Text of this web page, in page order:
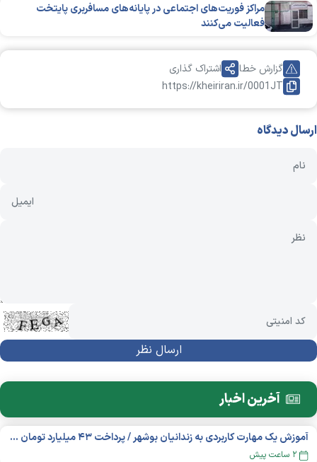
مراکز فوریت‌های اجتماعی در پایانه‌های مسافربری پایتخت
فعالیت می‌کنند
https://kheiriran.ir/0001JT
گزارش خطا اشتراک گذاری
ارسال دیدگاه
آخرین اخبار
آموزش یک مهارت کاربردی به زندانیان بوشهر / پرداخت ۴۳ میلیارد تومان تسهیلات خوداشتغالی
۲ ساعت پیش